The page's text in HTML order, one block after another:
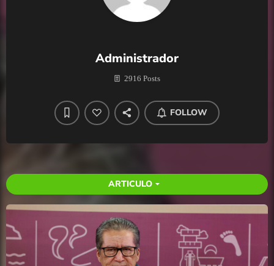
Administrador
2916 Posts
FOLLOW
ARTICULO arrow_drop_down